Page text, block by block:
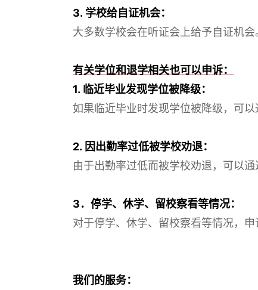
3. 学校给自证机会：
大多数学校会在听证会上给予自证机
有关学位和退学相关也可以申诉：
1. 临近毕业发现学位被降级：
如果临近毕业时发现学位被降级，可
2. 因出勤率过低被学校劝退：
由于出勤率过低而被学校劝退，可以
3．停学、休学、留校察看等情况：
对于停学、休学、留校察看等情况，
我们的服务：